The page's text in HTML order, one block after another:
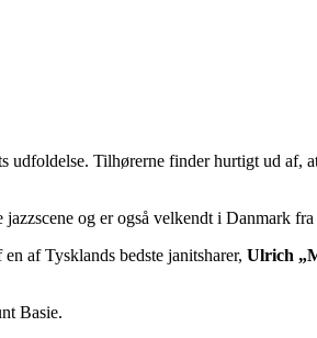
udfoldelse. Tilhørerne finder hurtigt ud af,
og er også velkendt i Danmark
af Tysklands bedste janitsharer, Ulrich
Basie.